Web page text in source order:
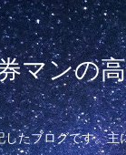
マンの
たブログです。